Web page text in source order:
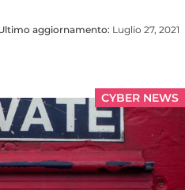
aggiornamento: Luglio 27, 2021
CYBER NEWS